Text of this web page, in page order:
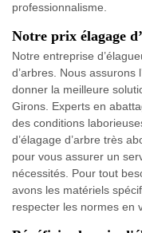
professionnalisme.
Notre prix élagage
Notre entreprise
d’arbres. Nous assurons
donner la meilleure
Girons. Experts en
des conditions
d’élagage d’arbre très
pour vous assurer un
nécessités. Pour tout
avons les matériels
respecter les normes en